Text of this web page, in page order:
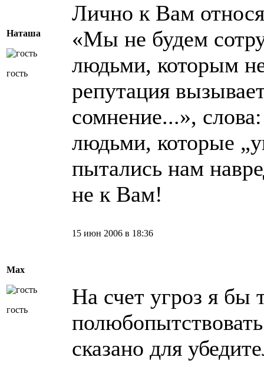
Наташа
гость
Лично к Вам
«Мы не будем
людьми, которым
репутация
сомнение...»,
людьми, которые
пытались нам
не к Вам!
Max
гость
15 июн 2006 в 18:36
На счет угроз я бы
сказано для